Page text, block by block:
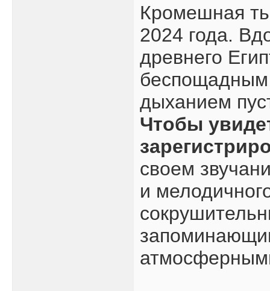
Кромешная
2024 года.
древнего
беспощадным
дыханием
Чтобы
своем
и